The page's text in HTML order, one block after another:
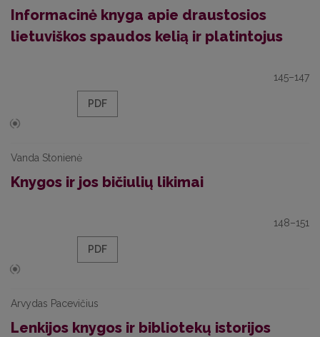
Informacinė knyga apie draustosios
lietuviškos spaudos kelią ir platintojus
145–147
PDF
Vanda Stonienė
Knygos ir jos bičiulių likimai
148–151
PDF
Arvydas Pacevičius
Lenkijos knygos ir bibliotekų istorijos